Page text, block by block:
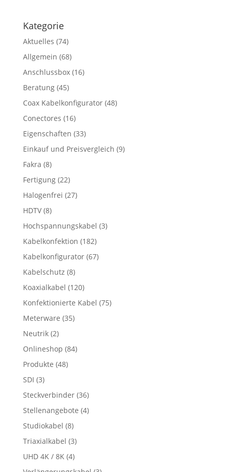
Kategorie
Aktuelles (74)
Allgemein (68)
Anschlussbox(16)
Beratung(45)
Coax Kabelkonfigurator(48)
Conectores (16)
Eigenschaften (33)
Einkauf und Preisvergleich (9)
Fakra (8)
Fertigung(22)
Halogenfrei (27)
HDTV(8)
Hochspannungskabel (3)
Kabelkonfektion (182)
Kabelkonfigurator(67)
Kabelschutz (8)
Koaxialkabel (120)
Konfektionierte Kabel (75)
Meterware (35)
Neutrik(2)
Onlineshop (84)
Produkte (48)
SDI (3)
Steckverbinder(36)
Stellenangebote (4)
Studiokabel (8)
Triaxialkabel (3)
UHD 4K / 8K(4)